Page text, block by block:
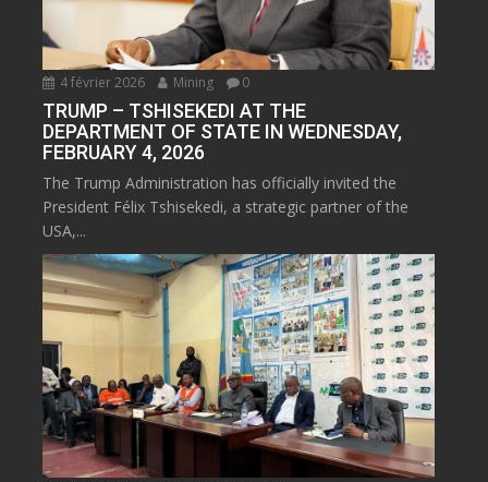
4 février 2026 Mining 0
TRUMP – TSHISEKEDI AT THE
DEPARTMENT OF STATE IN WEDNESDAY,
FEBRUARY 4, 2026
The Trump Administration has officially invited the
President Félix Tshisekedi, a strategic partner of the
USA,...